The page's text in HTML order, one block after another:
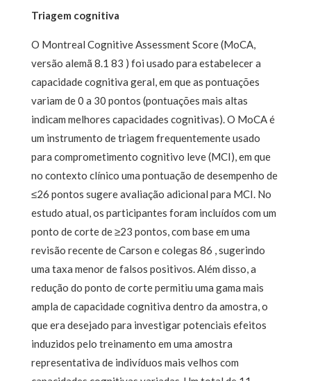
Triagem cognitiva
O Montreal Cognitive Assessment Score (MoCA,
versão alemã 8.1 83 ) foi usado para estabelecer a
capacidade cognitiva geral, em que as pontuações
variam de 0 a 30 pontos (pontuações mais altas
indicam melhores capacidades cognitivas). O MoCA é
um instrumento de triagem frequentemente usado
para comprometimento cognitivo leve (MCI), em que
no contexto clínico uma pontuação de desempenho de
≤26 pontos sugere avaliação adicional para MCI. No
estudo atual, os participantes foram incluídos com um
ponto de corte de ≥23 pontos, com base em uma
revisão recente de Carson e colegas 86 , sugerindo
uma taxa menor de falsos positivos. Além disso, a
redução do ponto de corte permitiu uma gama mais
ampla de capacidade cognitiva dentro da amostra, o
que era desejado para investigar potenciais efeitos
induzidos pelo treinamento em uma amostra
representativa de indivíduos mais velhos com